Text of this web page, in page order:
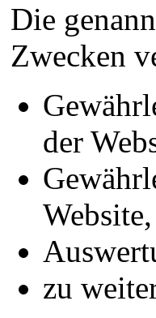
Die
Zwecken
der
Website,
zu